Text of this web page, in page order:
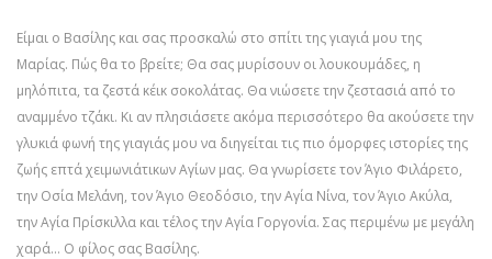
Είμαι ο Βασίλης και σας προσκαλώ στο σπίτι της γιαγιά μου της
Μαρίας. Πώς θα το βρείτε; Θα σας μυρίσουν οι λουκουμάδες, η
μηλόπιτα, τα ζεστά κέικ σοκολάτας. Θα νιώσετε την ζεστασιά από το
αναμμένο τζάκι. Κι αν πλησιάσετε ακόμα περισσότερο θα ακούσετε την
γλυκιά φωνή της για­γιάς μου να διηγείται τις πιο όμορφες ιστορίες της
ζωής επτά χειμωνιάτι­κων Αγίων μας. Θα γνωρίσετε τον Άγιο Φιλάρετο,
την Οσία Μελάνη, τον Άγιο Θεοδόσιο, την Αγία Νίνα, τον Άγιο Ακύλα,
την Αγία Πρίσκιλλα και τέλος την Αγία Γοργονία. Σας περιμένω με μεγάλη
χαρά… Ο φίλος σας Βασίλης.